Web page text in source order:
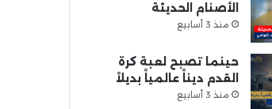
الأصنام الحديثة
منذ 3 أسابيع
حينما تصبح لعبة كرة
القدم ديناً عالمياً بديلاً
منذ 3 أسابيع